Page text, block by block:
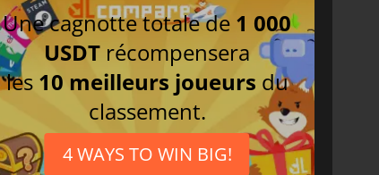
Une cagnotte totale de 1 000
USDT récompensera
les 10 meilleurs joueurs du
classement.
4 WAYS TO WIN BIG!